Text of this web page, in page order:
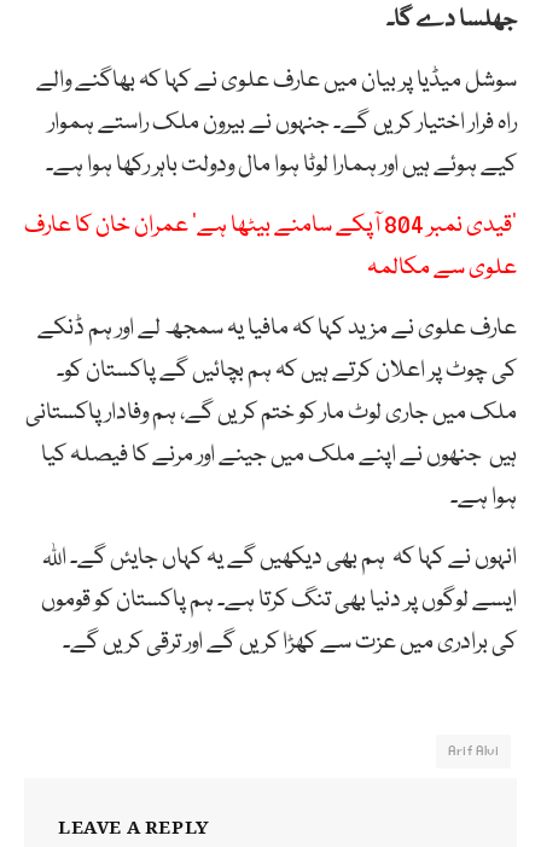
جھلسا دے گا۔
سوشل میڈیا پر بیان میں عارف علوی نے کہا کہ بھاگنے والے
راہ فرار اختیار کریں گے۔ جنہوں نے بیرون ملک راستے ہموار
کیے ہوئے ہیں اور ہمارا لوٹا ہوا مال ودولت باہر رکھا ہوا ہے۔
‘قیدی نمبر 804 آپکے سامنے بیٹھا ہے’ عمران خان کا عارف
علوی سے مکالمہ
عارف علوی نے مزید کہا کہ مافیا یہ سمجھ لے اور ہم ڈنکے
کی چوٹ پر اعلان کرتے ہیں کہ ہم بچائیں گے پاکستان کو۔
ملک میں جاری لوٹ مار کو ختم کریں گے، ہم وفادار پاکستانی
ہیں جنھوں نے اپنے ملک میں جینے اور مرنے کا فیصلہ کیا
ہوا ہے۔
انہوں نے کہا کہ ہم بھی دیکھیں گے یہ کہاں جایئں گے۔ اللہ
ایسے لوگوں پر دنیا بھی تنگ کرتا ہے۔ ہم پاکستان کو قوموں
کی برادری میں عزت سے کھڑا کریں گے اور ترقی کریں گے۔
Arif Alvi
LEAVE A REPLY